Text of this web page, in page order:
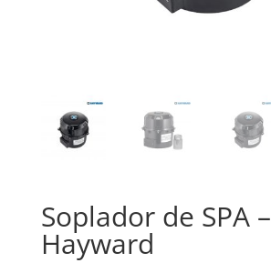
Soplador de SPA –
Hayward